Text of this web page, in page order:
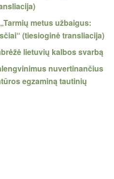
metus užbaigus:
(tiesioginė transliacija)
lietuvių kalbos svarbą
nuvertinančius
egzaminą tautinių